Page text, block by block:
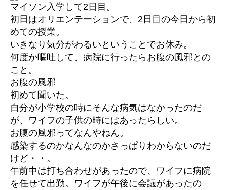
邪
へ
マイソン入学して2日目。
初日はオリエンテーションで、2日目の今日から初
めての授業。
いきなり気分がわるいということでお休み。
何度か嘔吐して、病院に行ったらお腹の風邪との
こと。
お腹の風邪
初めて聞いた。
自分が小学校の時にそんな病気はなかったのだ
が、ワイフの子供の時にはあったらしい。
お腹の風邪ってなんやねん。
感染するのかなんなのかさっぱりわからないのだ
けど・・。
午前中は打ち合わせがあったので、ワイフに病院
を任せて出勤。ワイフが午後に会議があったの